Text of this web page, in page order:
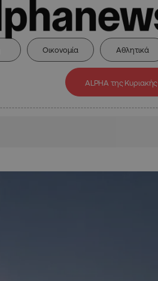
Οικονομία Αθλητικά
ALPHA της Κυριακής